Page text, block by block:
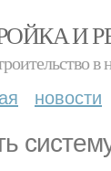
И
новости